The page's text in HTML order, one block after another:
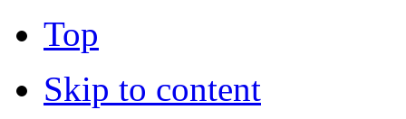
Top
Skip to content